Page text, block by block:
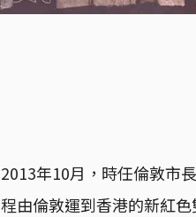
2013年10月，時任倫敦市
程由倫敦運到香港的新紅